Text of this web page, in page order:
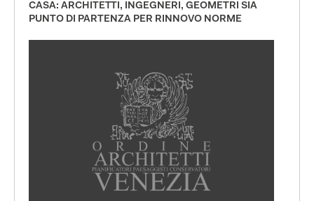
CASA: ARCHITETTI, INGEGNERI, GEOMETRI SIA
PUNTO DI PARTENZA PER RINNOVO NORME